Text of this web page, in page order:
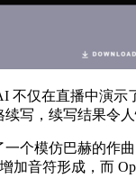
仅在直播中演示
写，续写结果令
模仿巴赫的作曲
音符形成，而